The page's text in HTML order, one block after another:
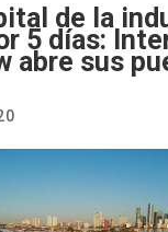
de la
5 días:
abre sus